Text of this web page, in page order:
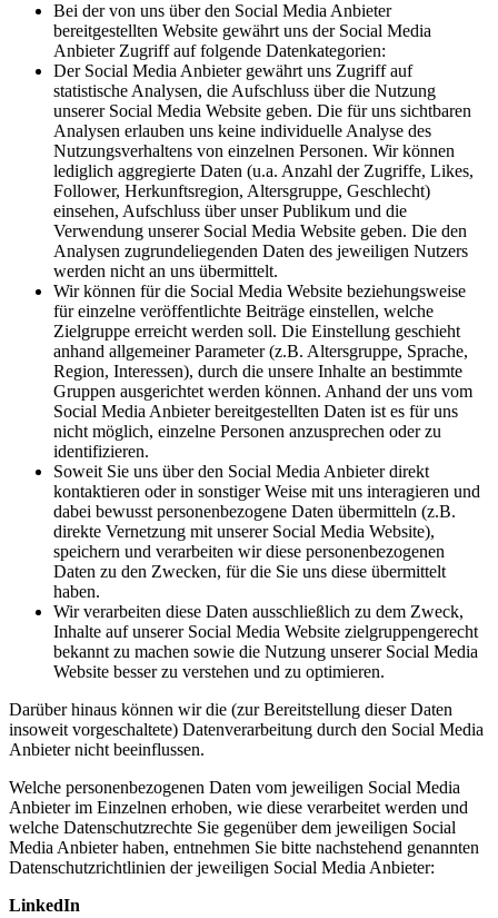
Bei der von uns über den Social Media Anbieter
bereitgestellten Website gewährt uns der Social Media
Anbieter Zugriff auf folgende Datenkategorien:
Der Social Media Anbieter gewährt uns Zugriff auf
statistische Analysen, die Aufschluss über die Nutzung
unserer Social Media Website geben. Die für uns sichtbaren
Analysen erlauben uns keine individuelle Analyse des
Nutzungsverhaltens von einzelnen Personen. Wir können
lediglich aggregierte Daten (u.a. Anzahl der Zugriffe, Likes,
Follower, Herkunftsregion, Altersgruppe, Geschlecht)
einsehen, Aufschluss über unser Publikum und die
Verwendung unserer Social Media Website geben. Die den
Analysen zugrundeliegenden Daten des jeweiligen Nutzers
werden nicht an uns übermittelt.
Wir können für die Social Media Website beziehungsweise
für einzelne veröffentlichte Beiträge einstellen, welche
Zielgruppe erreicht werden soll. Die Einstellung geschieht
anhand allgemeiner Parameter (z.B. Altersgruppe, Sprache,
Region, Interessen), durch die unsere Inhalte an bestimmte
Gruppen ausgerichtet werden können. Anhand der uns vom
Social Media Anbieter bereitgestellten Daten ist es für uns
nicht möglich, einzelne Personen anzusprechen oder zu
identifizieren.
Soweit Sie uns über den Social Media Anbieter direkt
kontaktieren oder in sonstiger Weise mit uns interagieren und
dabei bewusst personenbezogene Daten übermitteln (z.B.
direkte Vernetzung mit unserer Social Media Website),
speichern und verarbeiten wir diese personenbezogenen
Daten zu den Zwecken, für die Sie uns diese übermittelt
haben.
Wir verarbeiten diese Daten ausschließlich zu dem Zweck,
Inhalte auf unserer Social Media Website zielgruppengerecht
bekannt zu machen sowie die Nutzung unserer Social Media
Website besser zu verstehen und zu optimieren.
Darüber hinaus können wir die (zur Bereitstellung dieser Daten
insoweit vorgeschaltete) Datenverarbeitung durch den Social Media
Anbieter nicht beeinflussen.
Welche personenbezogenen Daten vom jeweiligen Social Media
Anbieter im Einzelnen erhoben, wie diese verarbeitet werden und
welche Datenschutzrechte Sie gegenüber dem jeweiligen Social
Media Anbieter haben, entnehmen Sie bitte nachstehend genannten
Datenschutzrichtlinien der jeweiligen Social Media Anbieter:
LinkedIn